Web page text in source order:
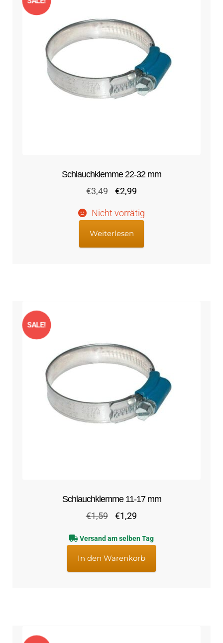
Schlauchklemme 22-32 mm
€3,49
Ursprünglicher
war:
€3,49
€2,99
ist:
Nicht vorrätig
Weiterlesen
Schlauchklemme 11-17 mm
SALE!
€1,59
Ursprünglicher
war:
€1,59
€1,29
ist:
€1,29.
Versand am selben Tag
In den Warenkorb